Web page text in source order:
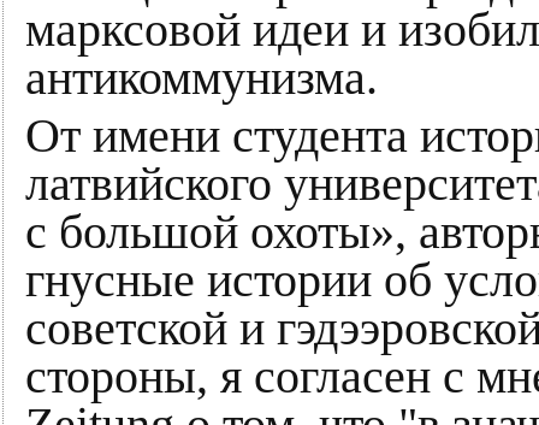
марксовой идеи и
антикоммунизма.
От имени студента
латвийского
с большой охоты»,
гнусные истории об
советской и
стороны, я согласен с